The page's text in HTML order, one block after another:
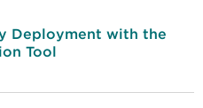
Deployment with the
Tool